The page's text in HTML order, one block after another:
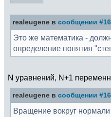
realeugene в сообщении
Это же математика -
определение понятия
N уравнений, N+1
realeugene в сообщении
Вращение вокруг